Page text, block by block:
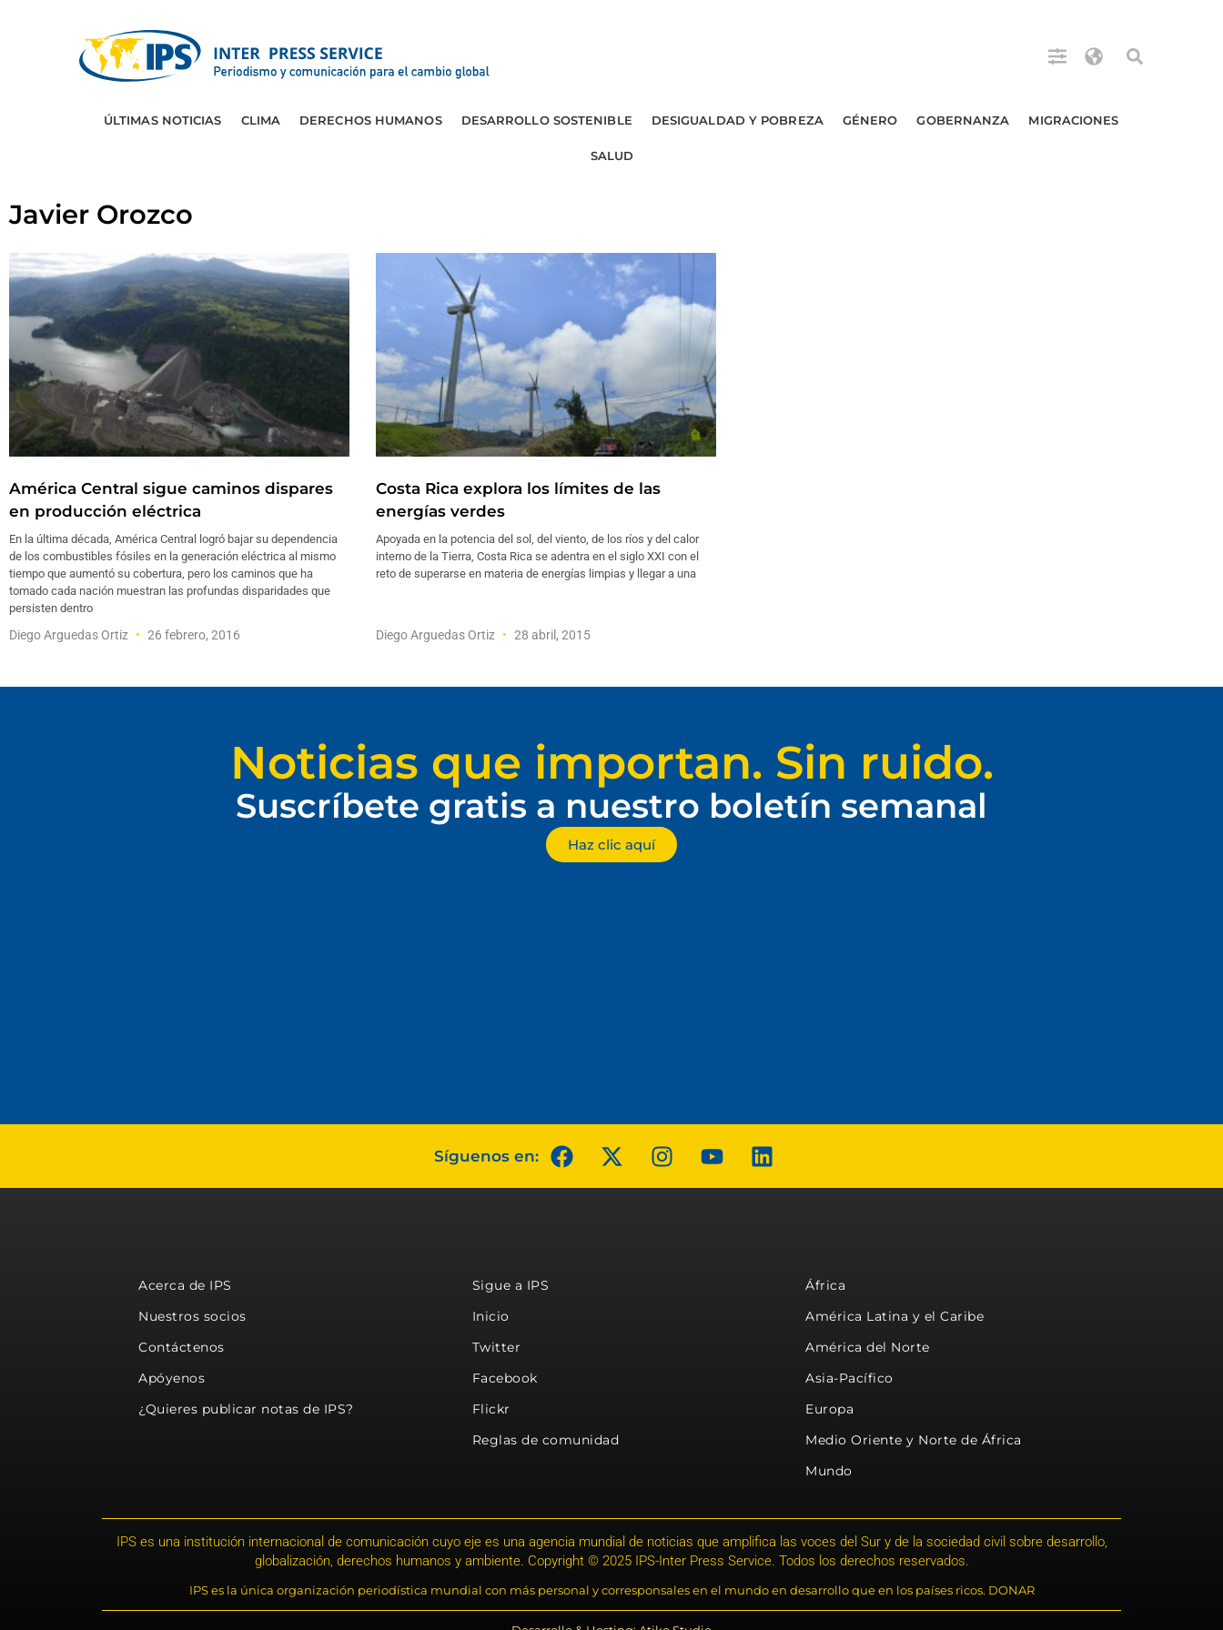
ÚLTIMAS NOTICIAS CLIMA DERECHOS HUMANOS DESARROLLO SOSTENIBLE DESIGUALDAD Y POBREZA GÉNERO GOBERNANZA MIGRACIONES
SALUD
Javier Orozco
América Central sigue caminos dispares
en producción eléctrica
En la última década, América Central logró bajar su dependencia
de los combustibles fósiles en la generación eléctrica al mismo
tiempo que aumentó su cobertura, pero los caminos que ha
tomado cada nación muestran las profundas disparidades que
persisten dentro
Diego Arguedas Ortiz 26 febrero, 2016
Costa Rica explora los límites de las
energías verdes
Apoyada en la potencia del sol, del viento, de los ríos y del calor
interno de la Tierra, Costa Rica se adentra en el siglo XXI con el
reto de superarse en materia de energías limpias y llegar a una
Diego Arguedas Ortiz 28 abril, 2015
Noticias que importan. Sin ruido.
Suscríbete gratis a nuestro boletín semanal
Haz clic aquí
Síguenos en:
Acerca de IPS
Nuestros socios
Contáctenos
Apóyenos
¿Quieres publicar notas de IPS?
Sigue a IPS
Inicio
Twitter
Facebook
Flickr
Reglas de comunidad
África
América Latina y el Caribe
América del Norte
Asia-Pacífico
Europa
Medio Oriente y Norte de África
Mundo
IPS es una institución internacional de comunicación cuyo eje es una agencia mundial de noticias que amplifica las voces del Sur y de la sociedad civil sobre desarrollo,
globalización, derechos humanos y ambiente. Copyright © 2025 IPS-Inter Press Service. Todos los derechos reservados.
IPS es la única organización periodística mundial con más personal y corresponsales en el mundo en desarrollo que en los países ricos. DONAR